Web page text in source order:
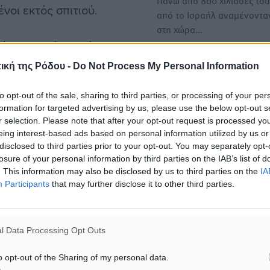
της Ρόδου - Do Not Process My Personal Information
opt-out of the sale, sharing to third parties, or processing of your
for targeted advertising by us, please use the below opt-out
selection. Please note that after your opt-out request is processed
interest-based ads based on personal information utilized by us
to third parties prior to your opt-out. You may separately
of your personal information by third parties on the IAB’s list of
This information may also be disclosed by us to third parties on the
Participants that may further disclose it to other third parties.
Data Processing Opt Outs
opt-out of the Sharing of my personal data.
εκτός σπιτιού.
σε ένα δεύτερο
στην ελληνική αγορά
τώρα ήρθε η ώρα να τα
ή τα νησιά δεν είναι
ζωή σε
και τώρα.
και οικογένειες)
ο κύριος
Συνδέσμου Εταιρειών
ερώτημα που
από το Ισραήλ
στη χώρα…
Παρατείνουν τη διαμονή
Παρατείνουν τη διαμονή
Ρόδο Ισραηλινοί τουρίστες
οποίοι έφθασαν στο…